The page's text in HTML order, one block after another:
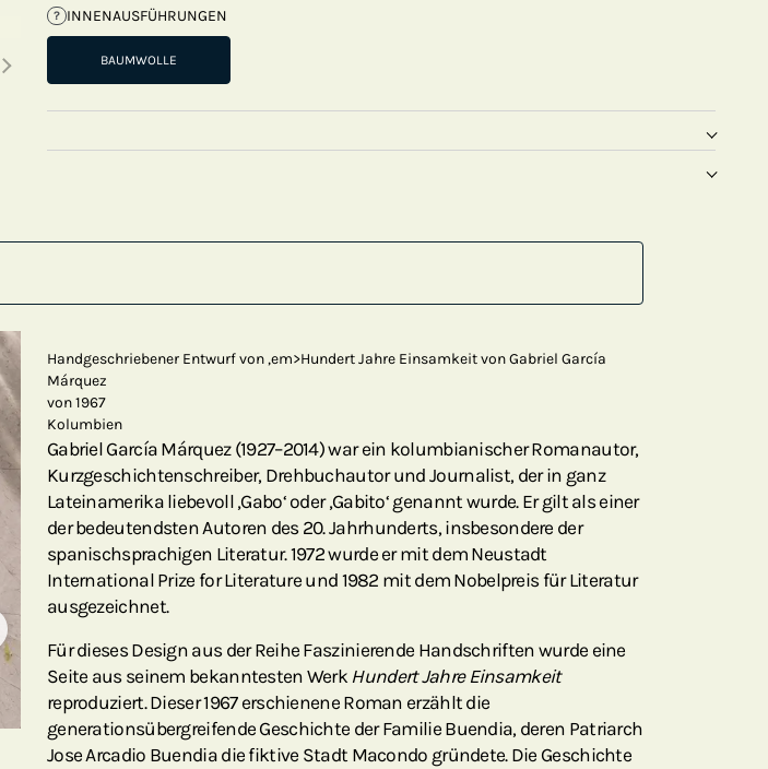
Next thumbnails
? INNENAUSFÜHRUNGEN
BAUMWOLLE
Handgeschriebener Entwurf von ,em>Hundert Jahre Einsamkeit von Gabriel García
Márquez
von 1967
Kolumbien
Gabriel García Márquez (1927–2014) war ein kolumbianischer Romanautor,
Kurzgeschichtenschreiber, Drehbuchautor und Journalist, der in ganz
Lateinamerika liebevoll ‚Gabo‘ oder ‚Gabito‘ genannt wurde. Er gilt als einer
der bedeutendsten Autoren des 20. Jahrhunderts, insbesondere der
spanischsprachigen Literatur. 1972 wurde er mit dem Neustadt
International Prize for Literature und 1982 mit dem Nobelpreis für Literatur
ausgezeichnet.
Für dieses Design aus der Reihe Faszinierende Handschriften wurde eine
Seite aus seinem bekanntesten Werk Hundert Jahre Einsamkeit
reproduziert. Dieser 1967 erschienene Roman erzählt die
generationsübergreifende Geschichte der Familie Buendia, deren Patriarch
Jose Arcadio Buendia die fiktive Stadt Macondo gründete. Die Geschichte